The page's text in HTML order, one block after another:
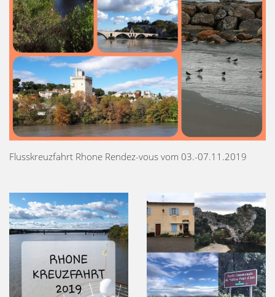
Flusskreuzfahrt Rhone Rendez-vous vom 03.-07.11.2019